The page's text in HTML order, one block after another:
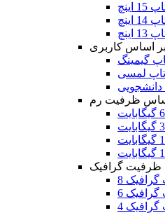
اینچ
اینچ
اینچ
بر اساس کاربری
گیمینگ
لمسی
ظرفیت رم
ظرفیت گرافیک